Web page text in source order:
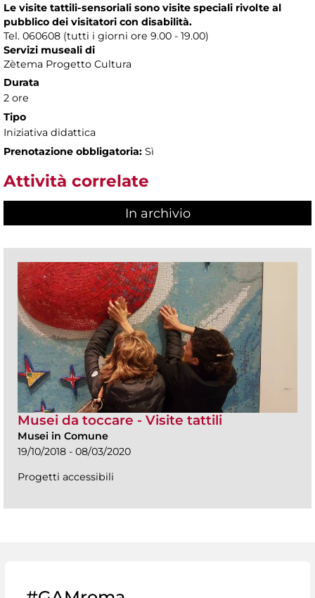
Le visite tattili-sensoriali sono visite speciali rivolte al
pubblico dei visitatori con disabilità.
Tel. 060608 (tutti i giorni ore 9.00 - 19.00)
Servizi museali di
Zètema Progetto Cultura
Durata
2 ore
Tipo
Iniziativa didattica
Prenotazione obbligatoria: Sì
Attività correlate
In archivio
Musei da toccare - Visite tattili
Musei in Comune
19/10/2018 - 08/03/2020
Progetti accessibili